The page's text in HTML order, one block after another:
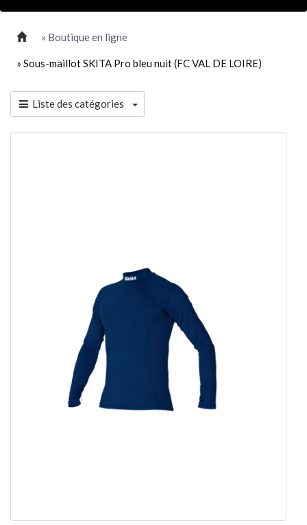
» Boutique en ligne
» Sous-maillot SKITA Pro bleu nuit (FC VAL DE LOIRE)
Liste des catégories